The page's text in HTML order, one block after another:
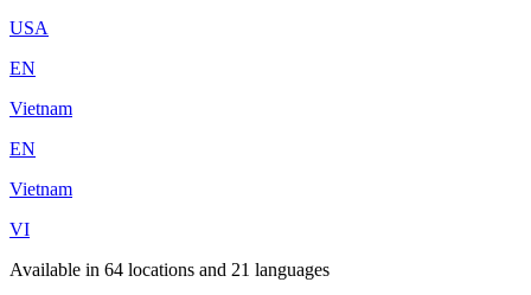
USA
EN
Vietnam
EN
Vietnam
VI
Available in 64 locations and 21 languages